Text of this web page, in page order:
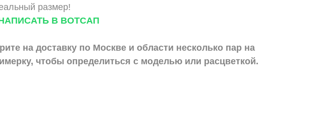
размер!
В ВОТСАП
на доставку по Москве и области несколько пар на
чтобы определиться с моделью или расцветкой.